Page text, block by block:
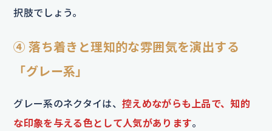
択肢でしょう。
④ 落ち着きと理知的な雰囲気を演出する
「グレー系」
グレー系のネクタイは、 控えめながらも上品で、知的
な印象を与える色として人気があります。